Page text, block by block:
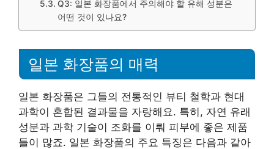
Q3: 일본 화장품에서 주의해야 할 유해 성분은
어떤 것이 있나요?
일본 화장품의 매력
일본 화장품은 그들의 전통적인 뷰티 철학과 현대
과학이 혼합된 결과물을 자랑해요. 특히, 자연 유래
성분과 과학 기술이 조화를 이뤄 피부에 좋은 제품
들이 많죠. 일본 화장품의 주요 특징은 다음과 같아